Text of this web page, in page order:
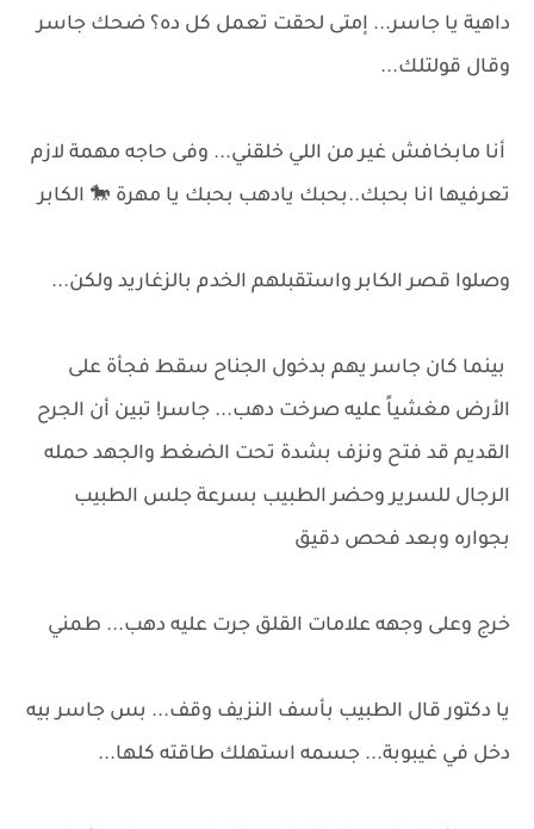
داهية يا جاسر... إمتى لحقت تعمل كل ده؟ ضحك جاسر
وقال قولتلك...
أنا مابخافش غير من اللي خلقني... وفى حاجه مهمة لازم
تعرفيها انا بحبك..بحبك يادهب بحبك يا مهرة 🐎 الكابر
وصلوا قصر الكابر واستقبلهم الخدم بالزغاريد ولكن...
بينما كان جاسر يهم بدخول الجناح سقط فجأة على
الأرض مغشياً عليه صرخت دهب... جاسر! تبين أن الجرح
القديم قد فتح ونزف بشدة تحت الضغط والجهد حمله
الرجال للسرير وحضر الطبيب بسرعة جلس الطبيب
بجواره وبعد فحص دقيق
خرج وعلى وجهه علامات القلق جرت عليه دهب... طمني
يا دكتور قال الطبيب بأسف النزيف وقف... بس جاسر بيه
دخل في غيبوبة... جسمه استهلك طاقته كلها...